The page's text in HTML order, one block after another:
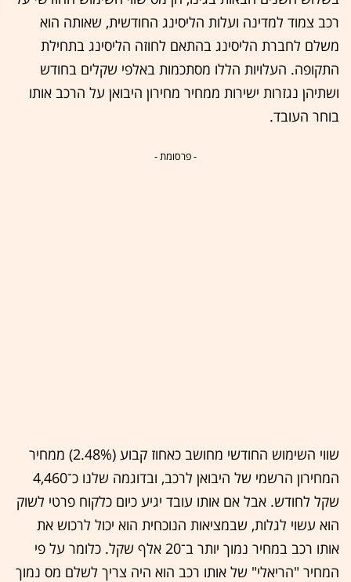
רכב צמוד למדינה ועלות הליסינג החודשית, שאותה הוא
משלם לחברת הליסינג בהתאם לחוזה הליסינג בתחילת
התקופה. העלויות הללו מסתכמות באלפי שקלים בחודש
ושתיהן נגזרות ישירות ממחיר מחירון היבואן על הרכב אותו
בוחר העובד.
- פרסומת -
שווי השימוש החודשי מחושב כאחוז קבוע (2.48%) ממחיר
המחירון הרשמי של היבואן לרכב, ובדוגמה שלנו כ־4,460
שקל לחודש. אבל אם אותו עובד יגיע כיום כלקוח פרטי לשוק
הוא עשוי לגלות, שבמציאות הנוכחית הוא יכול לרכוש את
אותו רכב במחיר נמוך יותר ב־20 אלף שקל. כלומר על פי
המחיר "הריאלי" של אותו רכב הוא היה צריך לשלם מס נמוך